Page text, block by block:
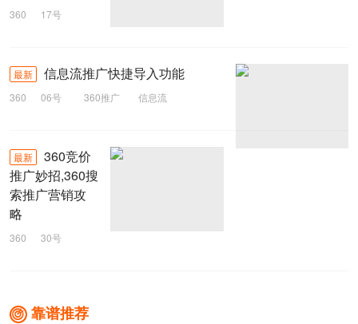
360
17号
最新 信息流推广快捷导入功能
360 06号 360推广 信息流
最新
360竞价
推广妙招,360搜
索推广营销攻
略
360
30号
 靠谱推荐